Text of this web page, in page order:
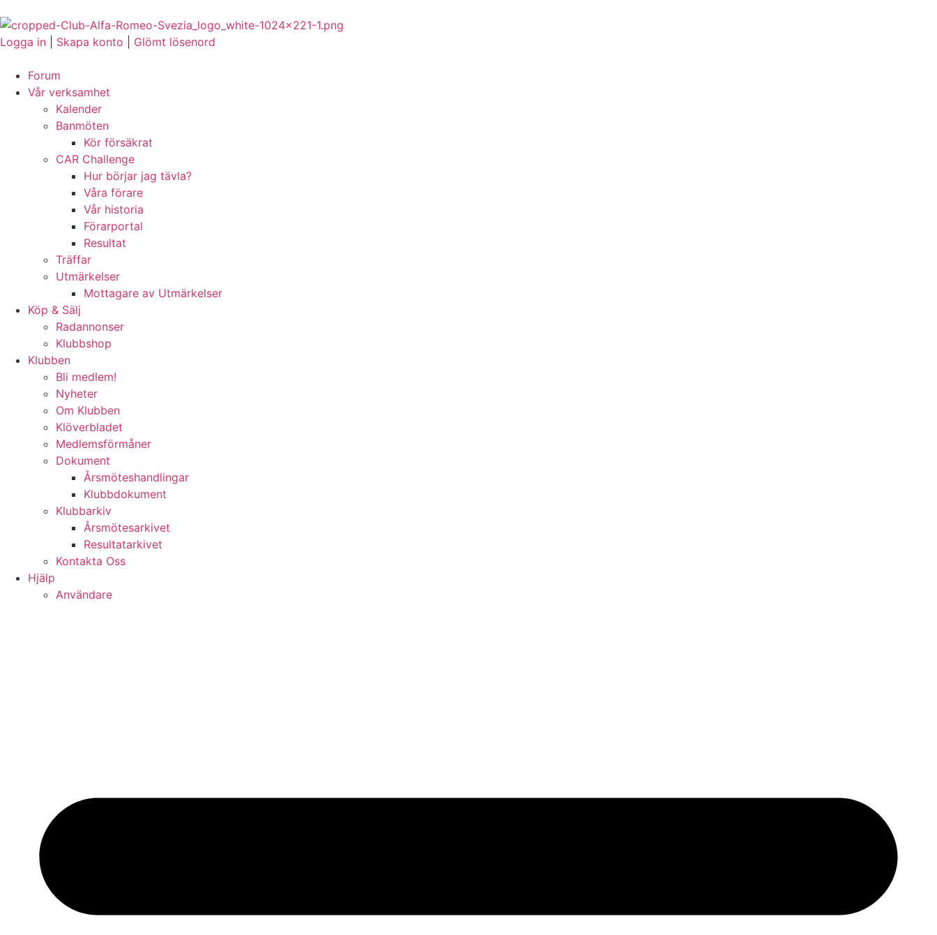
Logga in Skapa konto Glömt lösenord
Forum
Vår verksamhet
Kalender
Banmöten
Kör försäkrat
CAR Challenge
Hur börjar jag tävla?
Våra förare
Vår historia
Förarportal
Resultat
Träffar
Utmärkelser
Mottagare av Utmärkelser
Köp & Sälj
Radannonser
Klubbshop
Klubben
Bli medlem!
Nyheter
Om Klubben
Klöverbladet
Medlemsförmåner
Dokument
Årsmöteshandlingar
Klubbdokument
Klubbarkiv
Årsmötesarkivet
Resultatarkivet
Kontakta Oss
Hjälp
Användare